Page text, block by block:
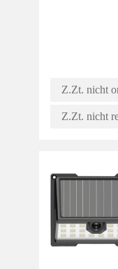
Z.Zt. nicht
Z.Zt. nicht